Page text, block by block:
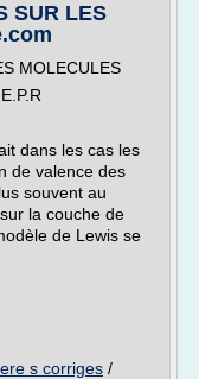
SUR LES
MOLECULES
dans les cas les
de valence des
souvent au
la couche de
de Lewis se
s corriges /